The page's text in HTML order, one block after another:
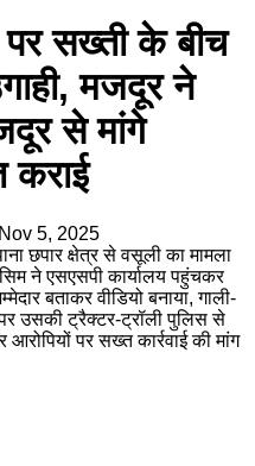
सख्ती के बीच
मजदूर ने
से मांगे
कराई
Nov 5, 2025
छपार क्षेत्र से वसूली का मामला
ने एसएसपी कार्यालय पहुंचकर
बताकर वीडियो बनाया, गाली-
उसकी ट्रैक्टर-ट्रॉली पुलिस से
पर सख्त कार्रवाई की मांग